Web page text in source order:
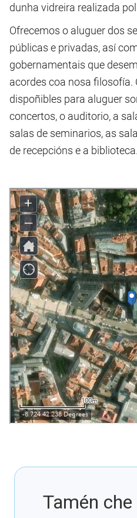
dunha vidreira realizada
Ofrecemos o aluguer dos
públicas e privadas, así
gobernamentais que
acordes coa nosa filosofía.
dispoñibles para aluguer
concertos, o auditorio, a
salas de seminarios, as
de recepcións e a biblioteca.
Tamén